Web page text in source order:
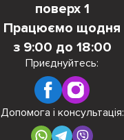
поверх 1
Працюємо щодня
з 9:00 до 18:00
Приєднуйтесь:
Допомога і консультація: